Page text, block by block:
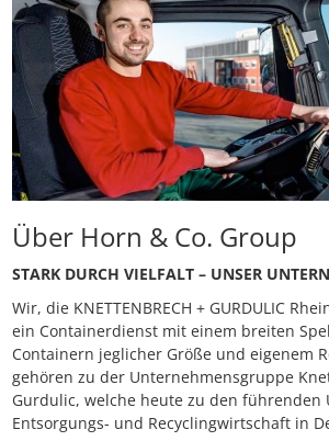
Über Horn & Co. Group
STARK DURCH VIELFALT – UNSER
Wir, die KNETTENBRECH + GURDULIC
ein Containerdienst mit einem breiten
Containern jeglicher Größe und eigenem
gehören zu der Unternehmensgruppe
Gurdulic, welche heute zu den führenden
Entsorgungs- und Recyclingwirtschaft in